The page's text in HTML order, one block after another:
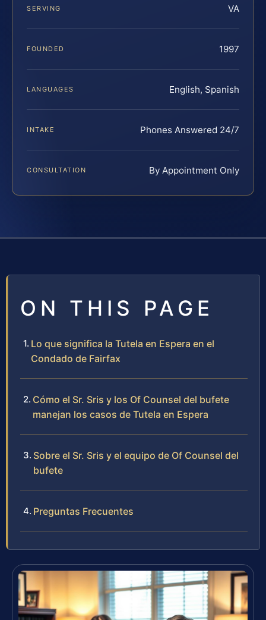
SERVING VA
FOUNDED 1997
LANGUAGES English, Spanish
INTAKE Phones Answered 24/7
CONSULTATION By Appointment Only
ON THIS PAGE
Lo que significa la Tutela en Espera en el
Condado de Fairfax
Cómo el Sr. Sris y los Of Counsel del bufete
manejan los casos de Tutela en Espera
Sobre el Sr. Sris y el equipo de Of Counsel del
bufete
Preguntas Frecuentes